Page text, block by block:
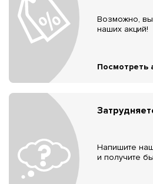
Возможно, вы
наших акций!
Посмотреть
Напишите
и получите